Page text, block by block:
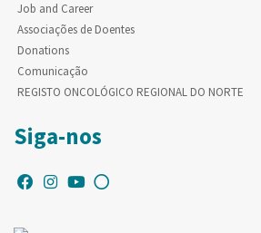
Job and Career
Associações de Doentes
Donations
Comunicação
REGISTO ONCOLÓGICO REGIONAL DO NORTE
Siga-nos